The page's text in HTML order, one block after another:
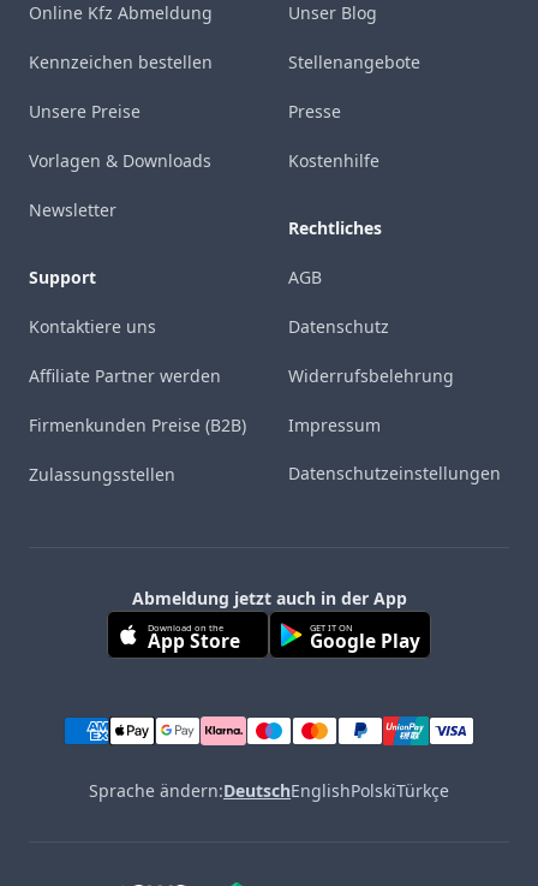
Online Kfz Abmeldung
Kennzeichen bestellen
Unsere Preise
Vorlagen & Downloads
Newsletter
Support
Kontaktiere uns
Affiliate Partner werden
Firmenkunden Preise (B2B)
Zulassungsstellen
Unser Blog
Stellenangebote
Presse
Kostenhilfe
Rechtliches
AGB
Datenschutz
Widerrufsbelehrung
Impressum
Datenschutzeinstellungen
Abmeldung jetzt auch in der App
Download on the
App Store GET IT ON
Google Play
Sprache ändern:DeutschEnglishPolskiTürkçe